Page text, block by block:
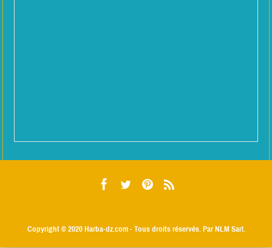
Copyright © 2020Harba-dz.com- Tous droits réservés. Par NLM Sarl.